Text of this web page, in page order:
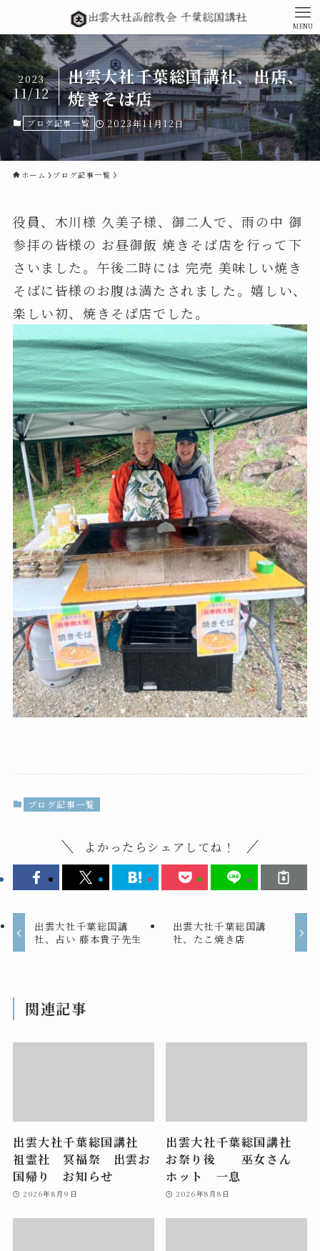
MENU
出雲大社千葉総国講社、出店、
焼きそば店
2023
11/12
ブログ記事一覧 2023年11月12日
ホーム ブログ記事一覧
役員、木川様 久美子様、御二人で、雨の中 御
参拝の皆様の お昼御飯 焼きそば店を行って下
さいました。午後二時には 完売 美味しい焼き
そばに皆様のお腹は満たされました。嬉しい、
楽しい初、焼きそば店でした。
ブログ記事一覧
よかったらシェアしてね！
出雲大社千葉総国講
社、占い 藤本貴子先生
出雲大社千葉総国講
社、たこ焼き店
関連記事
出雲大社千葉総国講社
祖霊社 冥福祭 出雲お
国帰り お知らせ
2026年8月9日
出雲大社千葉総国講社
お祭り後 巫女さん
ホット 一息
2026年8月8日